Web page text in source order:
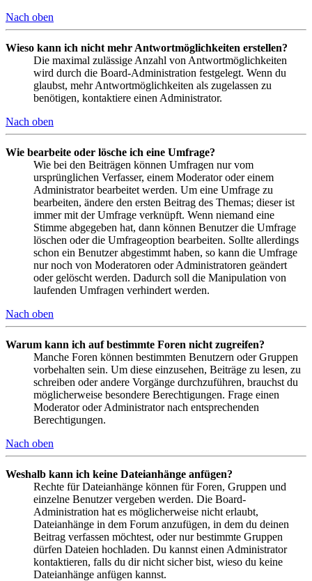
Nach oben
Wieso kann ich nicht mehr Antwortmöglichkeiten erstellen?
Die maximal zulässige Anzahl von Antwortmöglichkeiten
wird durch die Board-Administration festgelegt. Wenn du
glaubst, mehr Antwortmöglichkeiten als zugelassen zu
benötigen, kontaktiere einen Administrator.
Nach oben
Wie bearbeite oder lösche ich eine Umfrage?
Wie bei den Beiträgen können Umfragen nur vom
ursprünglichen Verfasser, einem Moderator oder einem
Administrator bearbeitet werden. Um eine Umfrage zu
bearbeiten, ändere den ersten Beitrag des Themas; dieser ist
immer mit der Umfrage verknüpft. Wenn niemand eine
Stimme abgegeben hat, dann können Benutzer die Umfrage
löschen oder die Umfrageoption bearbeiten. Sollte allerdings
schon ein Benutzer abgestimmt haben, so kann die Umfrage
nur noch von Moderatoren oder Administratoren geändert
oder gelöscht werden. Dadurch soll die Manipulation von
laufenden Umfragen verhindert werden.
Nach oben
Warum kann ich auf bestimmte Foren nicht zugreifen?
Manche Foren können bestimmten Benutzern oder Gruppen
vorbehalten sein. Um diese einzusehen, Beiträge zu lesen, zu
schreiben oder andere Vorgänge durchzuführen, brauchst du
möglicherweise besondere Berechtigungen. Frage einen
Moderator oder Administrator nach entsprechenden
Berechtigungen.
Nach oben
Weshalb kann ich keine Dateianhänge anfügen?
Rechte für Dateianhänge können für Foren, Gruppen und
einzelne Benutzer vergeben werden. Die Board-
Administration hat es möglicherweise nicht erlaubt,
Dateianhänge in dem Forum anzufügen, in dem du deinen
Beitrag verfassen möchtest, oder nur bestimmte Gruppen
dürfen Dateien hochladen. Du kannst einen Administrator
kontaktieren, falls du dir nicht sicher bist, wieso du keine
Dateianhänge anfügen kannst.